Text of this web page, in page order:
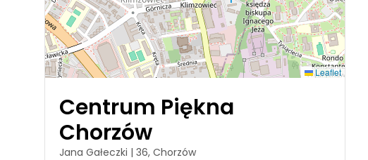
Leaflet
Centrum Piękna
Chorzów
Jana Gałeczki | 36, Chorzów